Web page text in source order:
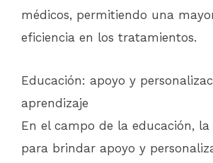
médicos, permitiendo una
eficiencia en los tratamientos.
Educación: apoyo y
aprendizaje
En el campo de la educación, la
para brindar apoyo y